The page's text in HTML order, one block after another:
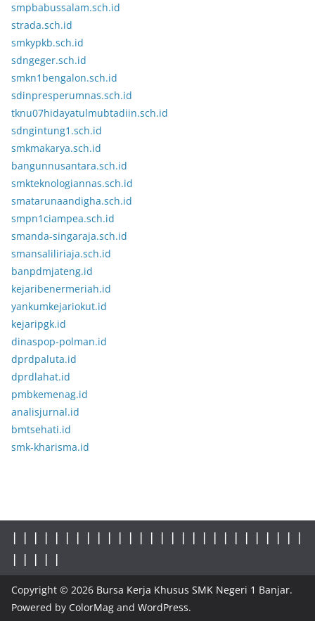
smpbabussalam.sch.id
strada.sch.id
smkypkb.sch.id
sdngeger.sch.id
smkn1bengalon.sch.id
sdinpresperumnas.sch.id
tknu07hidayatulmubtadiin.sch.id
sdngintung1.sch.id
smkmakarya.sch.id
bangunnusantara.sch.id
smkteknologiannas.sch.id
smatarunaandigha.sch.id
smpn1ciampea.sch.id
smanda-singaraja.sch.id
smansaliliriaja.sch.id
banpdmjateng.id
kejaribenermeriah.id
yankumkejariokut.id
kejaripgk.id
dinaspop-polman.id
dprdpaluta.id
dprdlahat.id
pmbkemenag.id
analisjurnal.id
bmtsehati.id
smk-kharisma.id
| | | | | | | | | | | | | | | | | | | | | | | | | | | |
| | | | |
Copyright © 2026 Bursa Kerja Khusus SMK Negeri 1 Banjar.
Powered by ColorMag and WordPress.